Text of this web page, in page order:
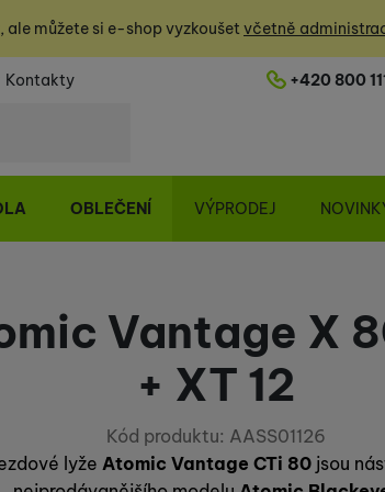
, ale můžete si e-shop vyzkoušet včetně
Kontakty
Telefonní číslo
+420 800
OBLEČENÍ VÝPRODEJ
Vantage X
+ XT 12
Kód produktu: AASS01126
lyže Atomic Vantage CTi 80 jsou